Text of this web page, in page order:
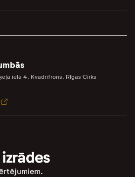
iela 4, Kvadrifrons, Rīgas Cirks